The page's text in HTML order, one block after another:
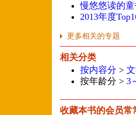
慢悠悠读的
2013年度
更多相关的专题
相关分类
按内容分 >
按年龄分 > 3
收藏本书的会员常